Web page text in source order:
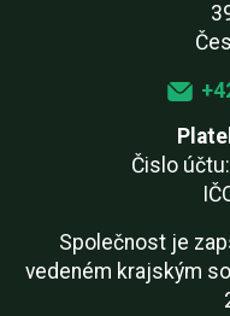
Čislo
Společnost je
vedeném krajským